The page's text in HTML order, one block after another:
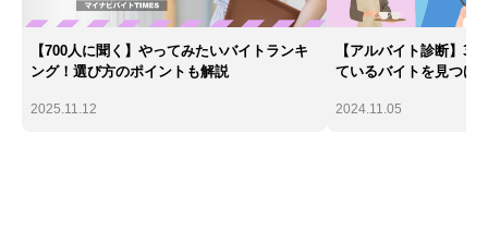
【700人に聞く】やってみたいバイトランキ
ング！選び方のポイントも解説
2025.11.12
【アルバイト診断】
ているバイトを見つけ
2024.11.05